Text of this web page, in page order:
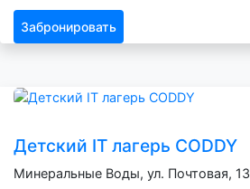
Забронировать
Детский IT лагерь CODDY
Минеральные Воды, ул. Почтовая, 13